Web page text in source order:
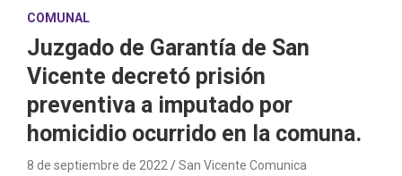
COMUNAL
Juzgado de Garantía de San
Vicente decretó prisión
preventiva a imputado por
homicidio ocurrido en la comuna.
8 de septiembre de 2022 San Vicente Comunica